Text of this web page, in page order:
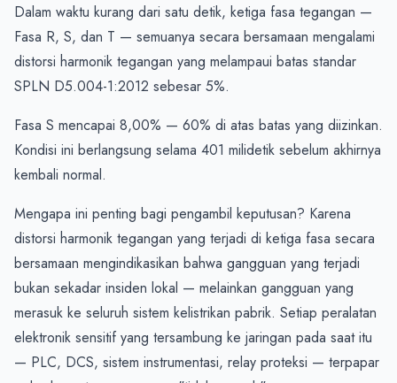
Dalam waktu kurang dari satu detik, ketiga fasa tegangan —
Fasa R, S, dan T — semuanya secara bersamaan mengalami
distorsi harmonik tegangan yang melampaui batas standar
SPLN D5.004-1:2012 sebesar 5%.
Fasa S mencapai 8,00% — 60% di atas batas yang diizinkan.
Kondisi ini berlangsung selama 401 milidetik sebelum akhirnya
kembali normal.
Mengapa ini penting bagi pengambil keputusan? Karena
distorsi harmonik tegangan yang terjadi di ketiga fasa secara
bersamaan mengindikasikan bahwa gangguan yang terjadi
bukan sekadar insiden lokal — melainkan gangguan yang
merasuk ke seluruh sistem kelistrikan pabrik. Setiap peralatan
elektronik sensitif yang tersambung ke jaringan pada saat itu
— PLC, DCS, sistem instrumentasi, relay proteksi — terpapar